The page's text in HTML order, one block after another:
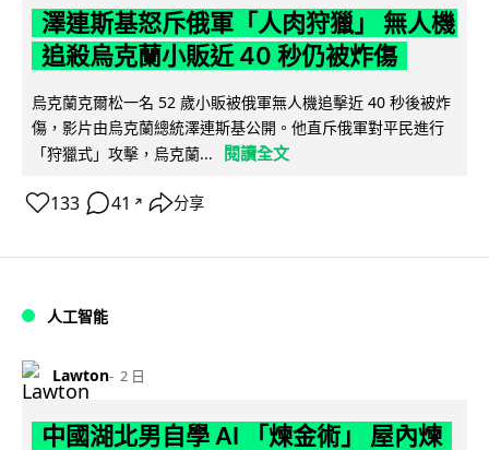
澤連斯基怒斥俄軍「人肉狩獵」 無人機
追殺烏克蘭小販近 40 秒仍被炸傷
烏克蘭克爾松一名 52 歲小販被俄軍無人機追擊近 40 秒後被炸
傷，影片由烏克蘭總統澤連斯基公開。他直斥俄軍對平民進行
「狩獵式」攻擊，烏克蘭...
閱讀全文
133 41 ↗ 分享
人工智能
Lawton 2 日
中國湖北男自學 AI 「煉金術」 屋內煉